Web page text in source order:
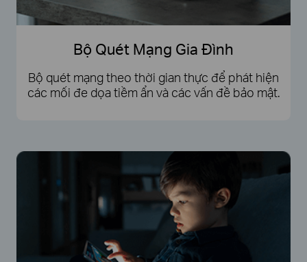
Bộ Quét Mạng Gia Đình
Bộ quét mạng theo thời gian thực để phát hiện
các mối đe dọa tiềm ẩn và các vấn đề bảo mật.